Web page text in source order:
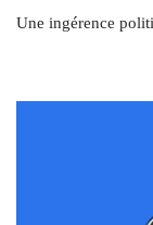
Une ingérence